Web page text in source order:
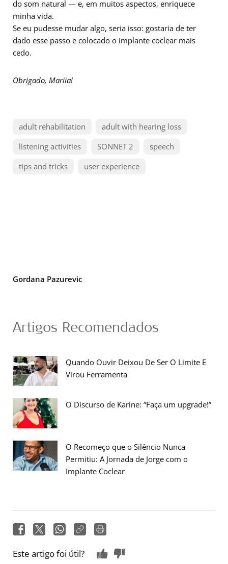
do som natural — e, em muitos aspectos, enriquece
minha vida.
Se eu pudesse mudar algo, seria isso: gostaria de ter
dado esse passo e colocado o implante coclear mais
cedo.
Obrigado, Mariia!
adult rehabilitation
adult with hearing loss
listening activities
SONNET 2
speech
tips and tricks
user experience
Gordana Pazurevic
Artigos Recomendados
Quando Ouvir Deixou De Ser O Limite E
Virou Ferramenta
O Discurso de Karine: “Faça um upgrade!”
O Recomeço que o Silêncio Nunca
Permitiu: A Jornada de Jorge com o
Implante Coclear
Este artigo foi útil?